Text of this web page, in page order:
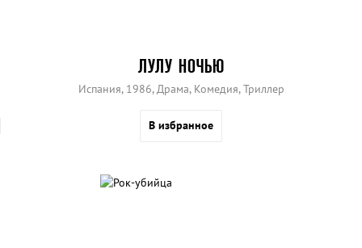
ЛУЛУ НОЧЬЮ
Испания, 1986, Драма, Комедия, Триллер
В избранное